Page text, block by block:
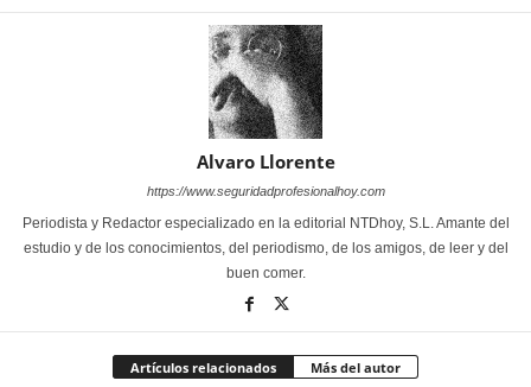
Alvaro Llorente
https://www.seguridadprofesionalhoy.com
Periodista y Redactor especializado en la editorial NTDhoy, S.L. Amante del
estudio y de los conocimientos, del periodismo, de los amigos, de leer y del
buen comer.
Artículos relacionados Más del autor